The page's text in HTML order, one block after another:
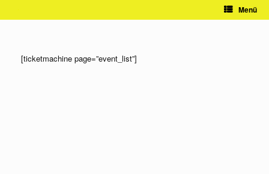
Menü
[ticketmachine page=”event_list”]